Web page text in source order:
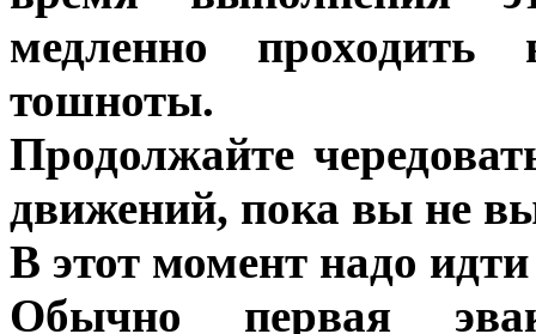
медленно
тошноты.
Продолжайте
движений, пока вы не
В этот момент надо идти
Обычно первая